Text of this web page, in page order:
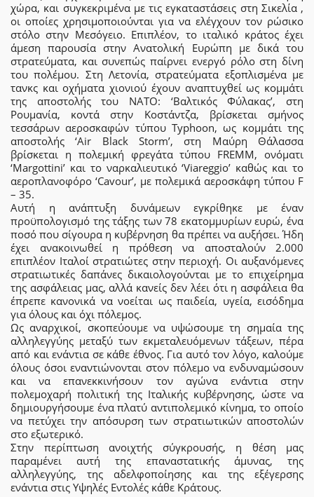
χώρα, και συγκεκριμένα με τις εγκαταστάσεις στη Σικελία ,
οι οποίες χρησιμοποιούνται για να ελέγχουν τον ρώσικο
στόλο στην Μεσόγειο. Επιπλέον, το ιταλικό κράτος έχει
άμεση παρουσία στην Ανατολική Ευρώπη με δικά του
στρατεύματα, και συνεπώς παίρνει ενεργό ρόλο στη δίνη
του πολέμου. Στη Λετονία, στρατεύματα εξοπλισμένα με
τανκς και οχήματα χιονιού έχουν αναπτυχθεί ως κομμάτι
της αποστολής του ΝΑΤΟ: ‘Βαλτικός Φύλακας’, στη
Ρουμανία, κοντά στην Κοστάντζα, βρίσκεται σμήνος
τεσσάρων αεροσκαφών τύπου Typhoon, ως κομμάτι της
αποστολής ‘Air Black Storm’, στη Μαύρη Θάλασσα
βρίσκεται η πολεμική φρεγάτα τύπου FREMM, ονόματι
‘Μargottini’ και το ναρκαλιευτικό ‘Viareggio’ καθώς και το
αεροπλανοφόρο ‘Cavour’, με πολεμικά αεροσκάφη τύπου F
– 35.
Αυτή η ανάπτυξη δυνάμεων εγκρίθηκε με έναν
προϋπολογισμό της τάξης των 78 εκατομμυρίων ευρώ, ένα
ποσό που σίγουρα η κυβέρνηση θα πρέπει να αυξήσει. Ήδη
έχει ανακοινωθεί η πρόθεση να αποσταλούν 2.000
επιπλέον Ιταλοί στρατιώτες στην περιοχή. Οι αυξανόμενες
στρατιωτικές δαπάνες δικαιολογούνται με το επιχείρημα
της ασφάλειας μας, αλλά κανείς δεν λέει ότι η ασφάλεια θα
έπρεπε κανονικά να νοείται ως παιδεία, υγεία, εισόδημα
για όλους και όχι πόλεμος.
Ως αναρχικοί, σκοπεύουμε να υψώσουμε τη σημαία της
αλληλεγγύης μεταξύ των εκμεταλευόμενων τάξεων, πέρα
από και ενάντια σε κάθε έθνος. Για αυτό τον λόγο, καλούμε
όλους όσοι εναντιώνονται στον πόλεμο να ενδυναμώσουν
και να επανεκκινήσουν τον αγώνα ενάντια στην
πολεμοχαρή πολιτική της Ιταλικής κυβέρνησης, ώστε να
δημιουργήσουμε ένα πλατύ αντιπολεμικό κίνημα, το οποίο
να πετύχει την απόσυρση των στρατιωτικών αποστολών
στο εξωτερικό.
Στην περίπτωση ανοιχτής σύγκρουσής, η θέση μας
παραμένει αυτή της επαναστατικής άμυνας, της
αλληλεγγύης, της αδελφοποίησης και της εξέγερσης
ενάντια στις Υψηλές Εντολές κάθε Κράτους.